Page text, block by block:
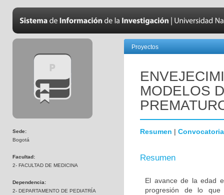
Sede:
Bogotá
Facultad:
2- FACULTAD DE MEDICINA
Dependencia:
2- DEPARTAMENTO DE PEDIATRÍA
Proyectos
MODELOS
Resumen | Convocatoria
Resumen
El avance de la edad
progresión de lo que